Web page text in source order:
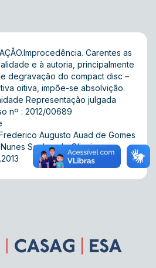
Carentes as
e à autoria, principalmente
degravação do compact disc –
oitiva, impõe-se absolvição.
Representação julgada
nº : 2012/00689
Augusto Auad de Gomes
Seabra de Oliveira